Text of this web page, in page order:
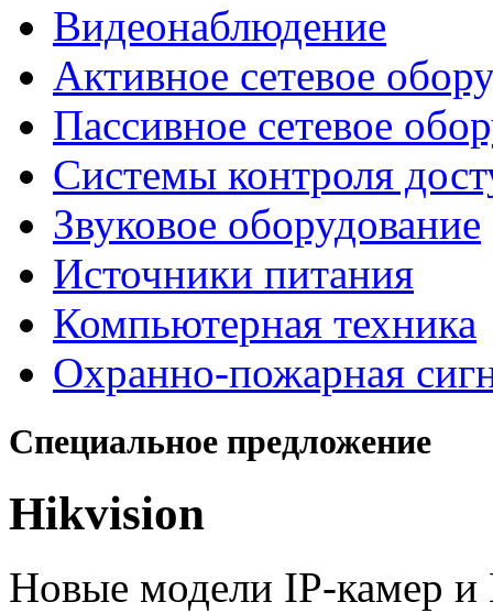
Видеонаблюдение
Активное сетевое
Пассивное сетевое
Системы контроля
Звуковое оборудование
Источники питания
Компьютерная техника
Охранно-пожарная
Специальное предложение
Hikvision
Новые модели IP-камер и